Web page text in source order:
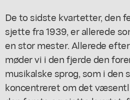
De to sidste kvartetter, den
sjette fra 1939, er allerede
en stor mester. Allerede
møder vi i den fjerde den
musikalske sprog, som i den
koncentreret om det